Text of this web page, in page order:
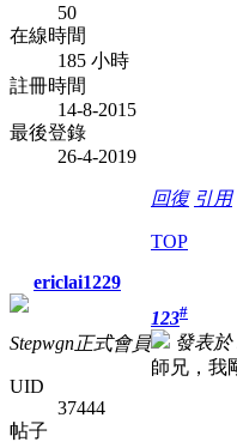
50
在線時間
185 小時
註冊時間
14-8-2015
最後登錄
26-4-2019
回復 引用
TOP
ericlai1229
Stepwgn正式會員
UID
37444
帖子
123#
發表於
師兄，我